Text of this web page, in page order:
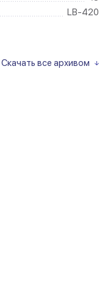
LB-420
Скачать все архивом